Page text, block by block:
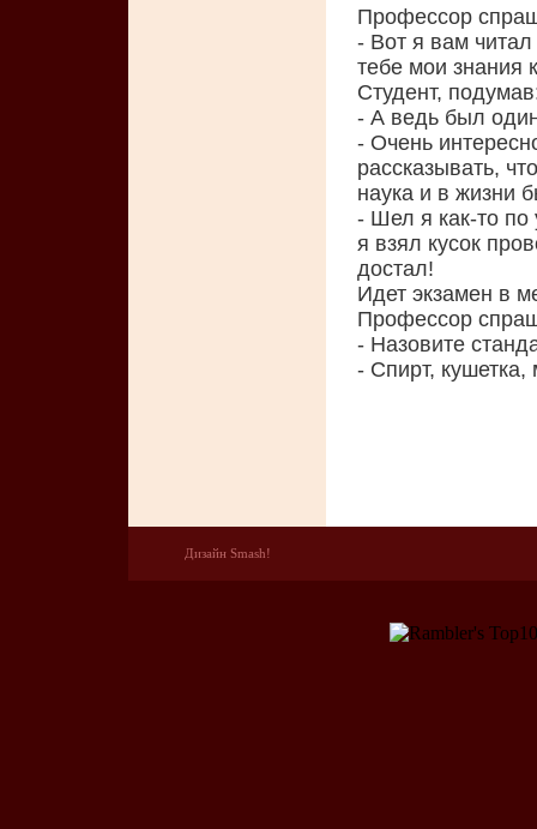
Профессор
- Вот я вам
тебе мои знания
Студент,
- А ведь был
- Очень
рассказывать,
наука и в жизни
- Шел я как-то по
я взял кусок
достал!
Идет экзамен в
Профессор
- Назовите
- Спирт, кушетка,
Дизайн Smash!